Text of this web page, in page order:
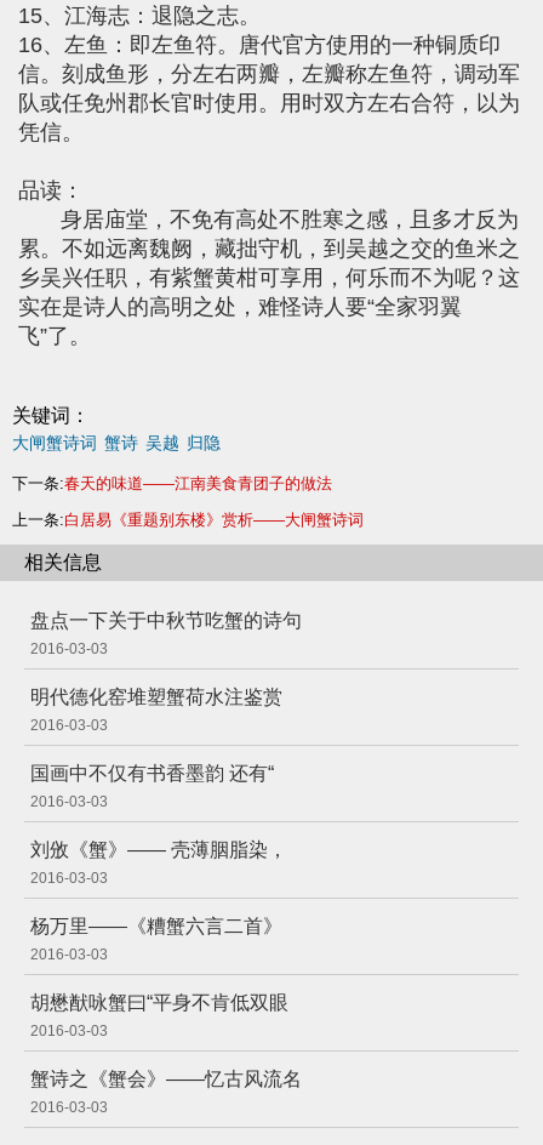
15、江海志：退隐之志。
16、左鱼：即左鱼符。唐代官方使用的一种铜质印
信。刻成鱼形，分左右两瓣，左瓣称左鱼符，调动军
队或任免州郡长官时使用。用时双方左右合符，以为
凭信。
品读：
身居庙堂，不免有高处不胜寒之感，且多才反为
累。不如远离魏阙，藏拙守机，到吴越之交的鱼米之
乡吴兴任职，有紫蟹黄柑可享用，何乐而不为呢？这
实在是诗人的高明之处，难怪诗人要“全家羽翼
飞”了。
关键词：
大闸蟹诗词 蟹诗 吴越 归隐
下一条:春天的味道——江南美食青团子的做法
上一条:白居易《重题别东楼》赏析——大闸蟹诗词
相关信息
盘点一下关于中秋节吃蟹的诗句
2016-03-03
明代德化窑堆塑蟹荷水注鉴赏
2016-03-03
国画中不仅有书香墨韵 还有“
2016-03-03
刘攽《蟹》—— 壳薄胭脂染，
2016-03-03
杨万里——《糟蟹六言二首》
2016-03-03
胡懋猷咏蟹曰“平身不肯低双眼
2016-03-03
蟹诗之《蟹会》——忆古风流名
2016-03-03